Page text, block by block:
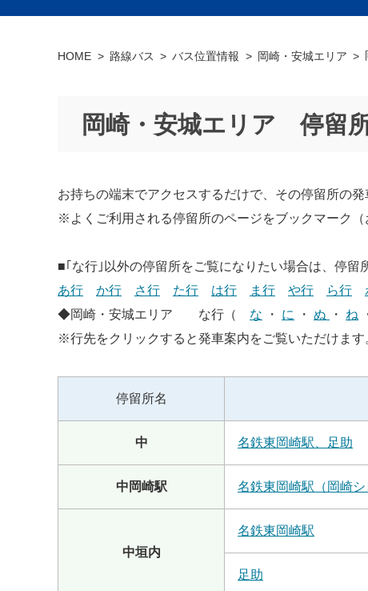
バス位置情報
HOME 路線バス バス位置情報 岡崎・安城エリア
岡崎・安城エリア 停留所
お持ちの端末でアクセスするだけで、その停留所の
※よくご利用される停留所のページをブックマーク（
■｢な行｣以外の停留所をご覧になりたい場合は、停留
あ行
か行 さ行 た行 は行 ま行 や行 ら行
◆岡崎・安城エリア な行（ な ・ に ・ ぬ ・ ね
※行先をクリックすると発車案内をご覧いただけます
停留所名
中 名鉄東岡崎駅、足助
中岡崎駅 名鉄東岡崎駅（岡崎シ
中垣内
名鉄東岡崎駅
足助